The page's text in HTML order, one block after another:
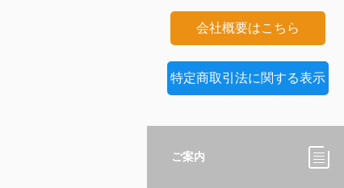
会社概要はこちら
特定商取引法に関する表示
ご案内